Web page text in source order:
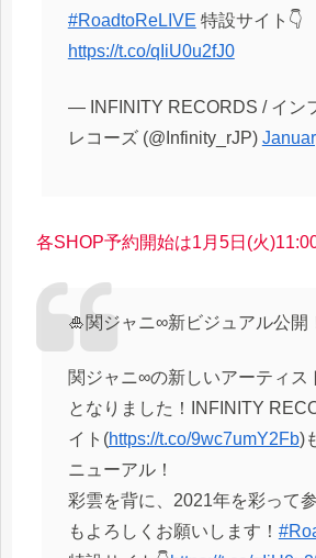
#RoadtoReLIVE 特設サイト👇
https://t.co/qIiU0u2fJ0
— INFINITY RECORDS / イン
レコーズ (@Infinity_rJP)
各SHOP予約開始は1月5日(火
🎍関ジャニ∞新ビジュアル公開
関ジャニ∞の新しいアーティス
となりました！INFINITY
イト(https://t.co/9wc7umY2Fb)
ニューアル！
彩雲を背に、2021年を彩って
もよろしくお願いします！